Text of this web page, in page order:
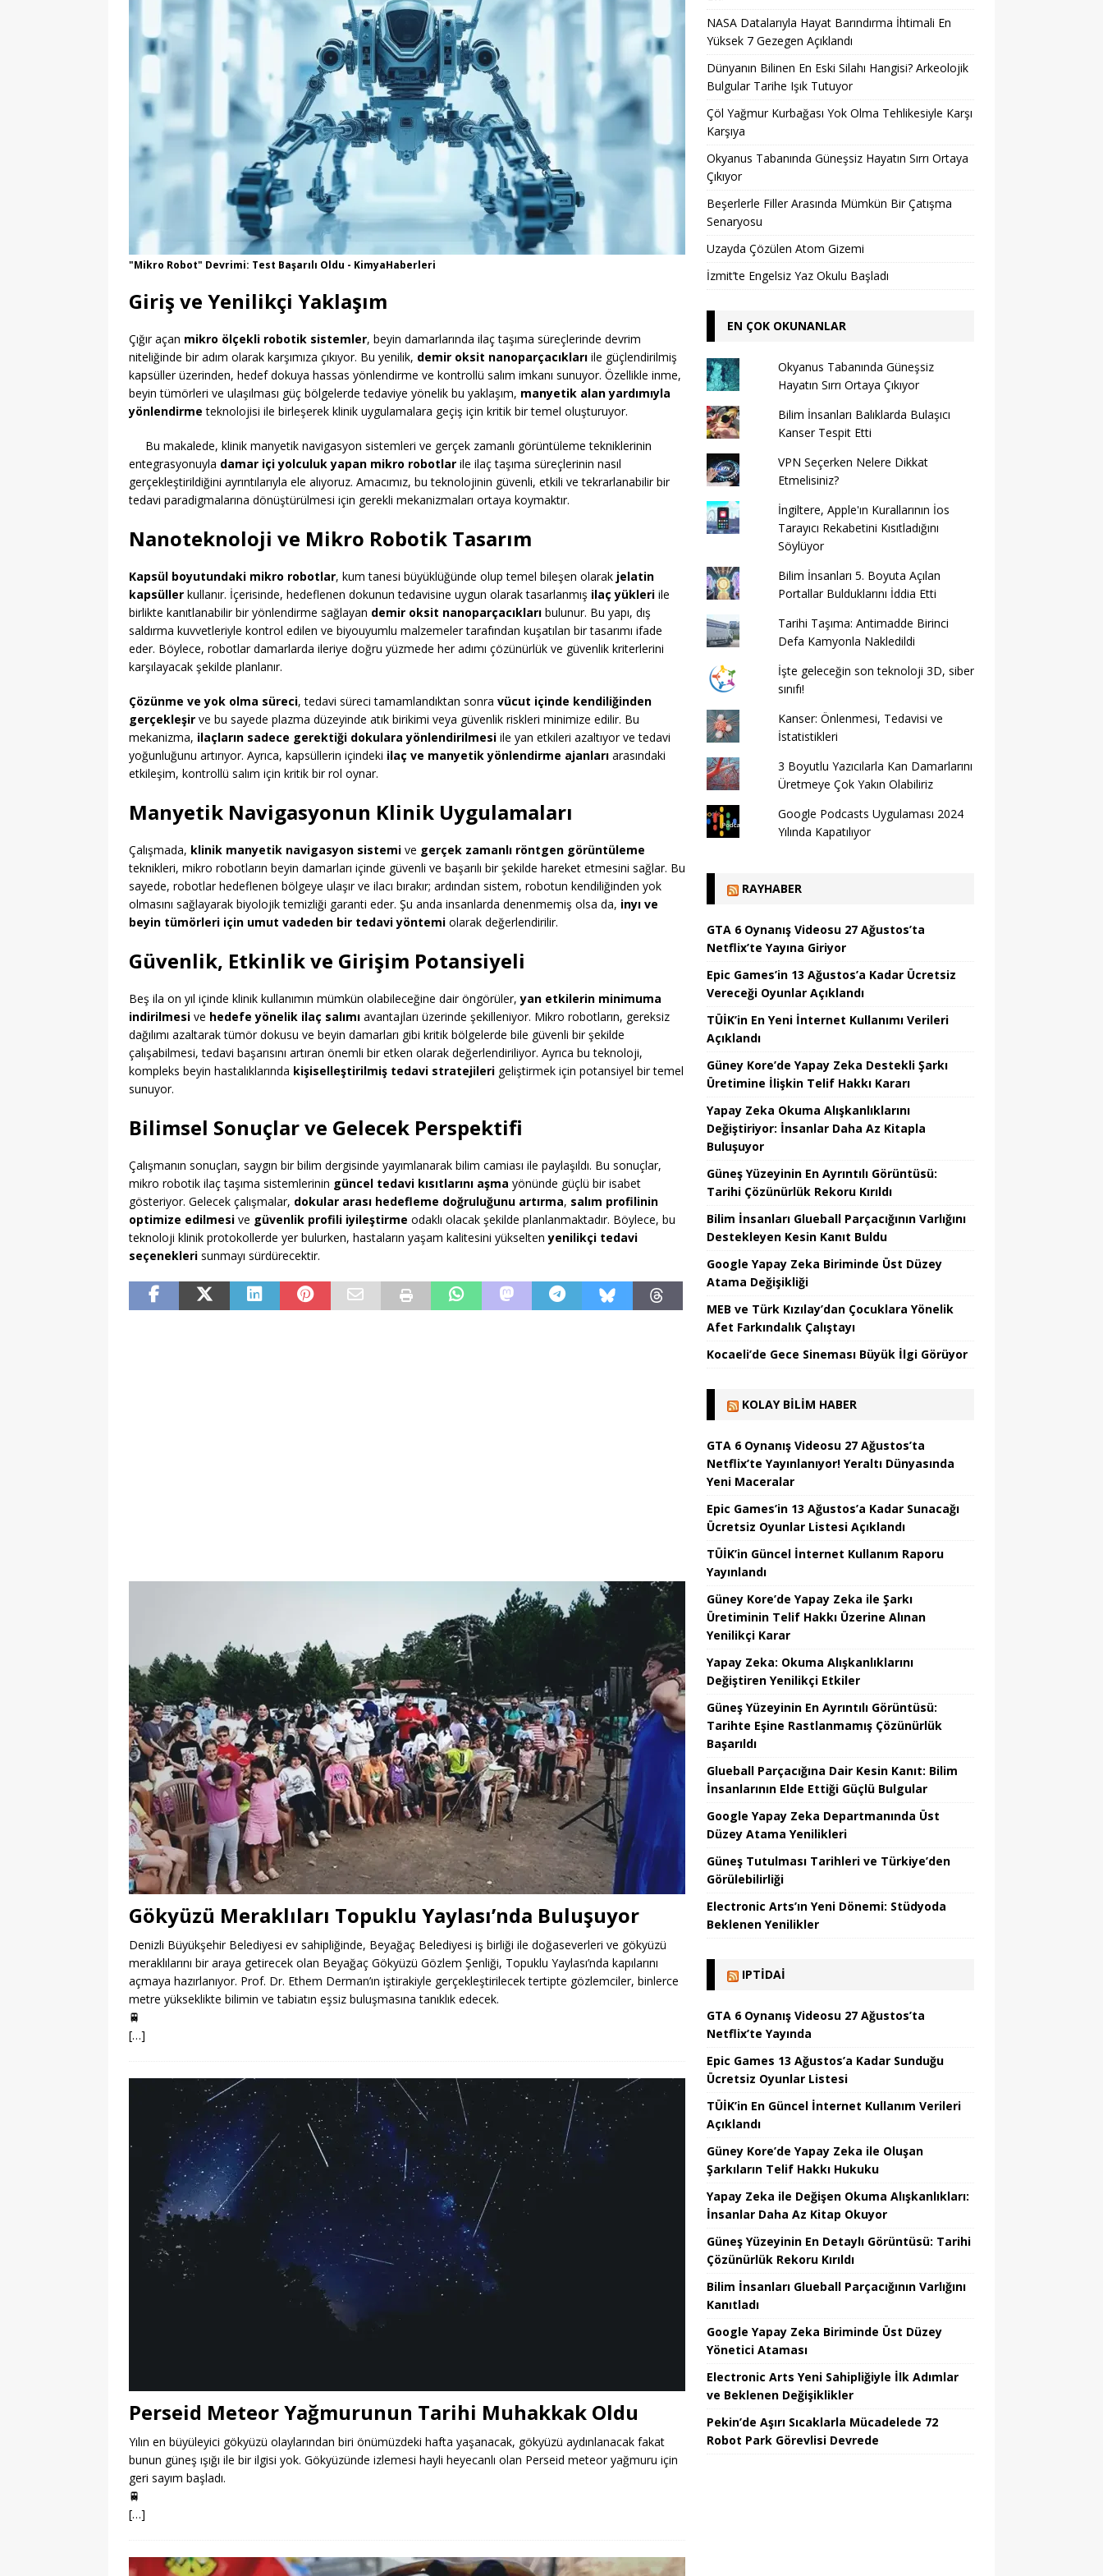
"Mikro Robot" Devrimi: Test Başarılı Oldu - KimyaHaberleri
Giriş ve Yenilikçi Yaklaşım
Çığır açan mikro ölçekli robotik sistemler, beyin damarlarında ilaç taşıma süreçlerinde devrim
niteliğinde bir adım olarak karşımıza çıkıyor. Bu yenilik, demir oksit nanoparçacıkları ile güçlendirilmiş
kapsüller üzerinden, hedef dokuya hassas yönlendirme ve kontrollü salım imkanı sunuyor. Özellikle inme,
beyin tümörleri ve ulaşılması güç bölgelerde tedaviye yönelik bu yaklaşım, manyetik alan yardımıyla
yönlendirme teknolojisi ile birleşerek klinik uygulamalara geçiş için kritik bir temel oluşturuyor.
Bu makalede, klinik manyetik navigasyon sistemleri ve gerçek zamanlı görüntüleme tekniklerinin
entegrasyonuyla damar içi yolculuk yapan mikro robotlar ile ilaç taşıma süreçlerinin nasıl
gerçekleştirildiğini ayrıntılarıyla ele alıyoruz. Amacımız, bu teknolojinin güvenli, etkili ve tekrarlanabilir bir
tedavi paradigmalarına dönüştürülmesi için gerekli mekanizmaları ortaya koymaktır.
Nanoteknoloji ve Mikro Robotik Tasarım
Kapsül boyutundaki mikro robotlar, kum tanesi büyüklüğünde olup temel bileşen olarak jelatin
kapsüller kullanır. İçerisinde, hedeflenen dokunun tedavisine uygun olarak tasarlanmış ilaç yükleri ile
birlikte kanıtlanabilir bir yönlendirme sağlayan demir oksit nanoparçacıkları bulunur. Bu yapı, dış
saldırma kuvvetleriyle kontrol edilen ve biyouyumlu malzemeler tarafından kuşatılan bir tasarımı ifade
eder. Böylece, robotlar damarlarda ileriye doğru yüzmede her adımı çözünürlük ve güvenlik kriterlerini
karşılayacak şekilde planlanır.
Çözünme ve yok olma süreci, tedavi süreci tamamlandıktan sonra vücut içinde kendiliğinden
gerçekleşir ve bu sayede plazma düzeyinde atık birikimi veya güvenlik riskleri minimize edilir. Bu
mekanizma, ilaçların sadece gerektiği dokulara yönlendirilmesi ile yan etkileri azaltıyor ve tedavi
yoğunluğunu artırıyor. Ayrıca, kapsüllerin içindeki ilaç ve manyetik yönlendirme ajanları arasındaki
etkileşim, kontrollü salım için kritik bir rol oynar.
Manyetik Navigasyonun Klinik Uygulamaları
Çalışmada, klinik manyetik navigasyon sistemi ve gerçek zamanlı röntgen görüntüleme
teknikleri, mikro robotların beyin damarları içinde güvenli ve başarılı bir şekilde hareket etmesini sağlar. Bu
sayede, robotlar hedeflenen bölgeye ulaşır ve ilacı bırakır; ardından sistem, robotun kendiliğinden yok
olmasını sağlayarak biyolojik temizliği garanti eder. Şu anda insanlarda denenmemiş olsa da, inyı ve
beyin tümörleri için umut vadeden bir tedavi yöntemi olarak değerlendirilir.
Güvenlik, Etkinlik ve Girişim Potansiyeli
Beş ila on yıl içinde klinik kullanımın mümkün olabileceğine dair öngörüler,yan etkilerin minimuma
indirilmesi ve hedefe yönelik ilaç salımı avantajları üzerinde şekilleniyor. Mikro robotların, gereksiz
dağılımı azaltarak tümör dokusu ve beyin damarları gibi kritik bölgelerde bile güvenli bir şekilde
çalışabilmesi, tedavi başarısını artıran önemli bir etken olarak değerlendiriliyor. Ayrıca bu teknoloji,
kompleks beyin hastalıklarında kişiselleştirilmiş tedavi stratejileri geliştirmek için potansiyel bir temel
sunuyor.
Bilimsel Sonuçlar ve Gelecek Perspektifi
Çalışmanın sonuçları, saygın bir bilim dergisinde yayımlanarak bilim camiası ile paylaşıldı. Bu sonuçlar,
mikro robotik ilaç taşıma sistemlerinin güncel tedavi kısıtlarını aşma yönünde güçlü bir isabet
gösteriyor. Gelecek çalışmalar, dokular arası hedefleme doğruluğunu artırma, salım profilinin
optimize edilmesi ve güvenlik profili iyileştirme odaklı olacak şekilde planlanmaktadır. Böylece, bu
teknoloji klinik protokollerde yer bulurken, hastaların yaşam kalitesini yükseltenyenilikçi tedavi
seçenekleri sunmayı sürdürecektir.
Gökyüzü Meraklıları Topuklu Yaylası’nda Buluşuyor
Denizli Büyükşehir Belediyesi ev sahipliğinde, Beyağaç Belediyesi iş birliği ile doğaseverleri ve gökyüzü
meraklılarını bir araya getirecek olan Beyağaç Gökyüzü Gözlem Şenliği, Topuklu Yaylası’nda kapılarını
açmaya hazırlanıyor. Prof. Dr. Ethem Derman’ın iştirakiyle gerçekleştirilecek tertipte gözlemciler, binlerce
metre yükseklikte bilimin ve tabiatın eşsiz buluşmasına tanıklık edecek.
🚆
[…]
Perseid Meteor Yağmurunun Tarihi Muhakkak Oldu
Yılın en büyüleyici gökyüzü olaylarından biri önümüzdeki hafta yaşanacak, gökyüzü aydınlanacak fakat
bunun güneş ışığı ile bir ilgisi yok. Gökyüzünde izlemesi hayli heyecanlı olan Perseid meteor yağmuru için
geri sayım başladı.
🚆
[…]
NASA Datalarıyla Hayat Barındırma İhtimali En
Yüksek 7 Gezegen Açıklandı
Dünyanın Bilinen En Eski Silahı Hangisi? Arkeolojik
Bulgular Tarihe Işık Tutuyor
Çöl Yağmur Kurbağası Yok Olma Tehlikesiyle Karşı
Karşıya
Okyanus Tabanında Güneşsiz Hayatın Sırrı Ortaya
Çıkıyor
Beşerlerle Filler Arasında Mümkün Bir Çatışma
Senaryosu
Uzayda Çözülen Atom Gizemi
İzmit’te Engelsiz Yaz Okulu Başladı
EN ÇOK OKUNANLAR
Okyanus Tabanında Güneşsiz
Hayatın Sırrı Ortaya Çıkıyor
Bilim İnsanları Balıklarda Bulaşıcı
Kanser Tespit Etti
VPN Seçerken Nelere Dikkat
Etmelisiniz?
İngiltere, Apple'ın Kurallarının İos
Tarayıcı Rekabetini Kısıtladığını
Söylüyor
Bilim İnsanları 5. Boyuta Açılan
Portallar Bulduklarını İddia Etti
Tarihi Taşıma: Antimadde Birinci
Defa Kamyonla Nakledildi
İşte geleceğin son teknoloji 3D, siber
sınıfı!
Kanser: Önlenmesi, Tedavisi ve
İstatistikleri
3 Boyutlu Yazıcılarla Kan Damarlarını
Üretmeye Çok Yakın Olabiliriz
Google Podcasts Uygulaması 2024
Yılında Kapatılıyor
RAYHABER
GTA 6 Oynanış Videosu 27 Ağustos’ta
Netflix’te Yayına Giriyor
Epic Games’in 13 Ağustos’a Kadar Ücretsiz
Vereceği Oyunlar Açıklandı
TÜİK’in En Yeni İnternet Kullanımı Verileri
Açıklandı
Güney Kore’de Yapay Zeka Destekli Şarkı
Üretimine İlişkin Telif Hakkı Kararı
Yapay Zeka Okuma Alışkanlıklarını
Değiştiriyor: İnsanlar Daha Az Kitapla
Buluşuyor
Güneş Yüzeyinin En Ayrıntılı Görüntüsü:
Tarihi Çözünürlük Rekoru Kırıldı
Bilim İnsanları Glueball Parçacığının Varlığını
Destekleyen Kesin Kanıt Buldu
Google Yapay Zeka Biriminde Üst Düzey
Atama Değişikliği
MEB ve Türk Kızılay’dan Çocuklara Yönelik
Afet Farkındalık Çalıştayı
Kocaeli’de Gece Sineması Büyük İlgi Görüyor
KOLAY BILIM HABER
GTA 6 Oynanış Videosu 27 Ağustos’ta
Netflix’te Yayınlanıyor! Yeraltı Dünyasında
Yeni Maceralar
Epic Games’in 13 Ağustos’a Kadar Sunacağı
Ücretsiz Oyunlar Listesi Açıklandı
TÜİK’in Güncel İnternet Kullanım Raporu
Yayınlandı
Güney Kore’de Yapay Zeka ile Şarkı
Üretiminin Telif Hakkı Üzerine Alınan
Yenilikçi Karar
Yapay Zeka: Okuma Alışkanlıklarını
Değiştiren Yenilikçi Etkiler
Güneş Yüzeyinin En Ayrıntılı Görüntüsü:
Tarihte Eşine Rastlanmamış Çözünürlük
Başarıldı
Glueball Parçacığına Dair Kesin Kanıt: Bilim
İnsanlarının Elde Ettiği Güçlü Bulgular
Google Yapay Zeka Departmanında Üst
Düzey Atama Yenilikleri
Güneş Tutulması Tarihleri ve Türkiye’den
Görülebilirliği
Electronic Arts’ın Yeni Dönemi: Stüdyoda
Beklenen Yenilikler
IPTIDAI
GTA 6 Oynanış Videosu 27 Ağustos’ta
Netflix’te Yayında
Epic Games 13 Ağustos’a Kadar Sunduğu
Ücretsiz Oyunlar Listesi
TÜİK’in En Güncel İnternet Kullanım Verileri
Açıklandı
Güney Kore’de Yapay Zeka ile Oluşan
Şarkıların Telif Hakkı Hukuku
Yapay Zeka ile Değişen Okuma Alışkanlıkları:
İnsanlar Daha Az Kitap Okuyor
Güneş Yüzeyinin En Detaylı Görüntüsü: Tarihi
Çözünürlük Rekoru Kırıldı
Bilim İnsanları Glueball Parçacığının Varlığını
Kanıtladı
Google Yapay Zeka Biriminde Üst Düzey
Yönetici Ataması
Electronic Arts Yeni Sahipliğiyle İlk Adımlar
ve Beklenen Değişiklikler
Pekin’de Aşırı Sıcaklarla Mücadelede 72
Robot Park Görevlisi Devrede